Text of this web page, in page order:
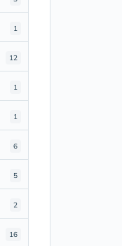
1
12
1
1
6
5
2
16